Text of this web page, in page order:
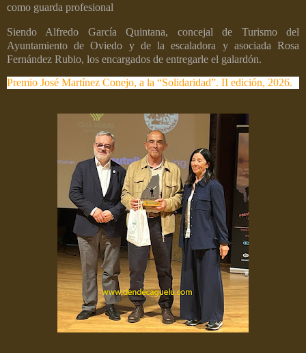
como guarda profesional
Siendo Alfredo García Quintana, concejal de Turismo del
Ayuntamiento de Oviedo y de la escaladora y asociada Rosa
Fernández Rubio, los encargados de entregarle el galardón.
Premio José Martínez Conejo, a la “Solidaridad”. II edición, 2026.